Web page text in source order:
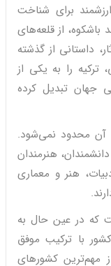
برای شناخت
باشکوه، از قلعه‌های
داستانی از گذشته
ترکیه را به یکی از
جهان تبدیل کرده
آن محدود نمی‌شود.
هنرمندان
هنر و معماری
که در عین حال به
با ترکیب موفق
مهم‌ترین کشورهای